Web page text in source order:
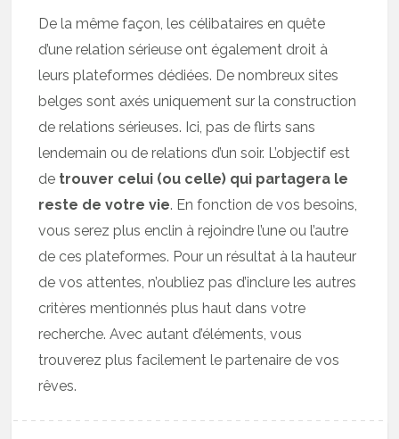
De la même façon, les célibataires en quête
d’une relation sérieuse ont également droit à
leurs plateformes dédiées. De nombreux sites
belges sont axés uniquement sur la construction
de relations sérieuses. Ici, pas de flirts sans
lendemain ou de relations d’un soir. L’objectif est
de trouver celui (ou celle) qui partagera le
reste de votre vie. En fonction de vos besoins,
vous serez plus enclin à rejoindre l’une ou l’autre
de ces plateformes. Pour un résultat à la hauteur
de vos attentes, n’oubliez pas d’inclure les autres
critères mentionnés plus haut dans votre
recherche. Avec autant d’éléments, vous
trouverez plus facilement le partenaire de vos
rêves.